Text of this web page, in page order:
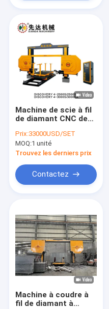
Demandez une citation
Diamond Wire Saw
machine de découpage
Découpeuse de colonne
Découpeuse en pierre
Découpeuse de scie de
Découpeuse en pierre de
Découpeuse simple de
Machine de polonais en
Diamond Wire Saw de
Granit Diamond Wire Saw
le fil de diamant a vu la
Machine de scie à fil
de diamant CNC de
table de travail
rotative pour le
traitement du quartz
Prix:33000USD/SET
MOQ:1 unité
Trouvez les derniers prix
Contactez
Machine à coudre à
fil de diamant à